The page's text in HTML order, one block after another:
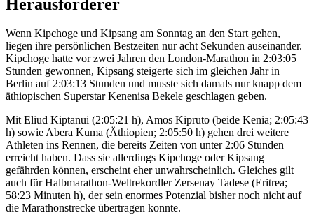
Herausforderer
Wenn Kipchoge und Kipsang am Sonntag an den Start gehen,
liegen ihre persönlichen Bestzeiten nur acht Sekunden auseinander.
Kipchoge hatte vor zwei Jahren den London-Marathon in 2:03:05
Stunden gewonnen, Kipsang steigerte sich im gleichen Jahr in
Berlin auf 2:03:13 Stunden und musste sich damals nur knapp dem
äthiopischen Superstar Kenenisa Bekele geschlagen geben.
Mit Eliud Kiptanui (2:05:21 h), Amos Kipruto (beide Kenia; 2:05:43
h) sowie Abera Kuma (Äthiopien; 2:05:50 h) gehen drei weitere
Athleten ins Rennen, die bereits Zeiten von unter 2:06 Stunden
erreicht haben. Dass sie allerdings Kipchoge oder Kipsang
gefährden können, erscheint eher unwahrscheinlich. Gleiches gilt
auch für Halbmarathon-Weltrekordler Zersenay Tadese (Eritrea;
58:23 Minuten h), der sein enormes Potenzial bisher noch nicht auf
die Marathonstrecke übertragen konnte.